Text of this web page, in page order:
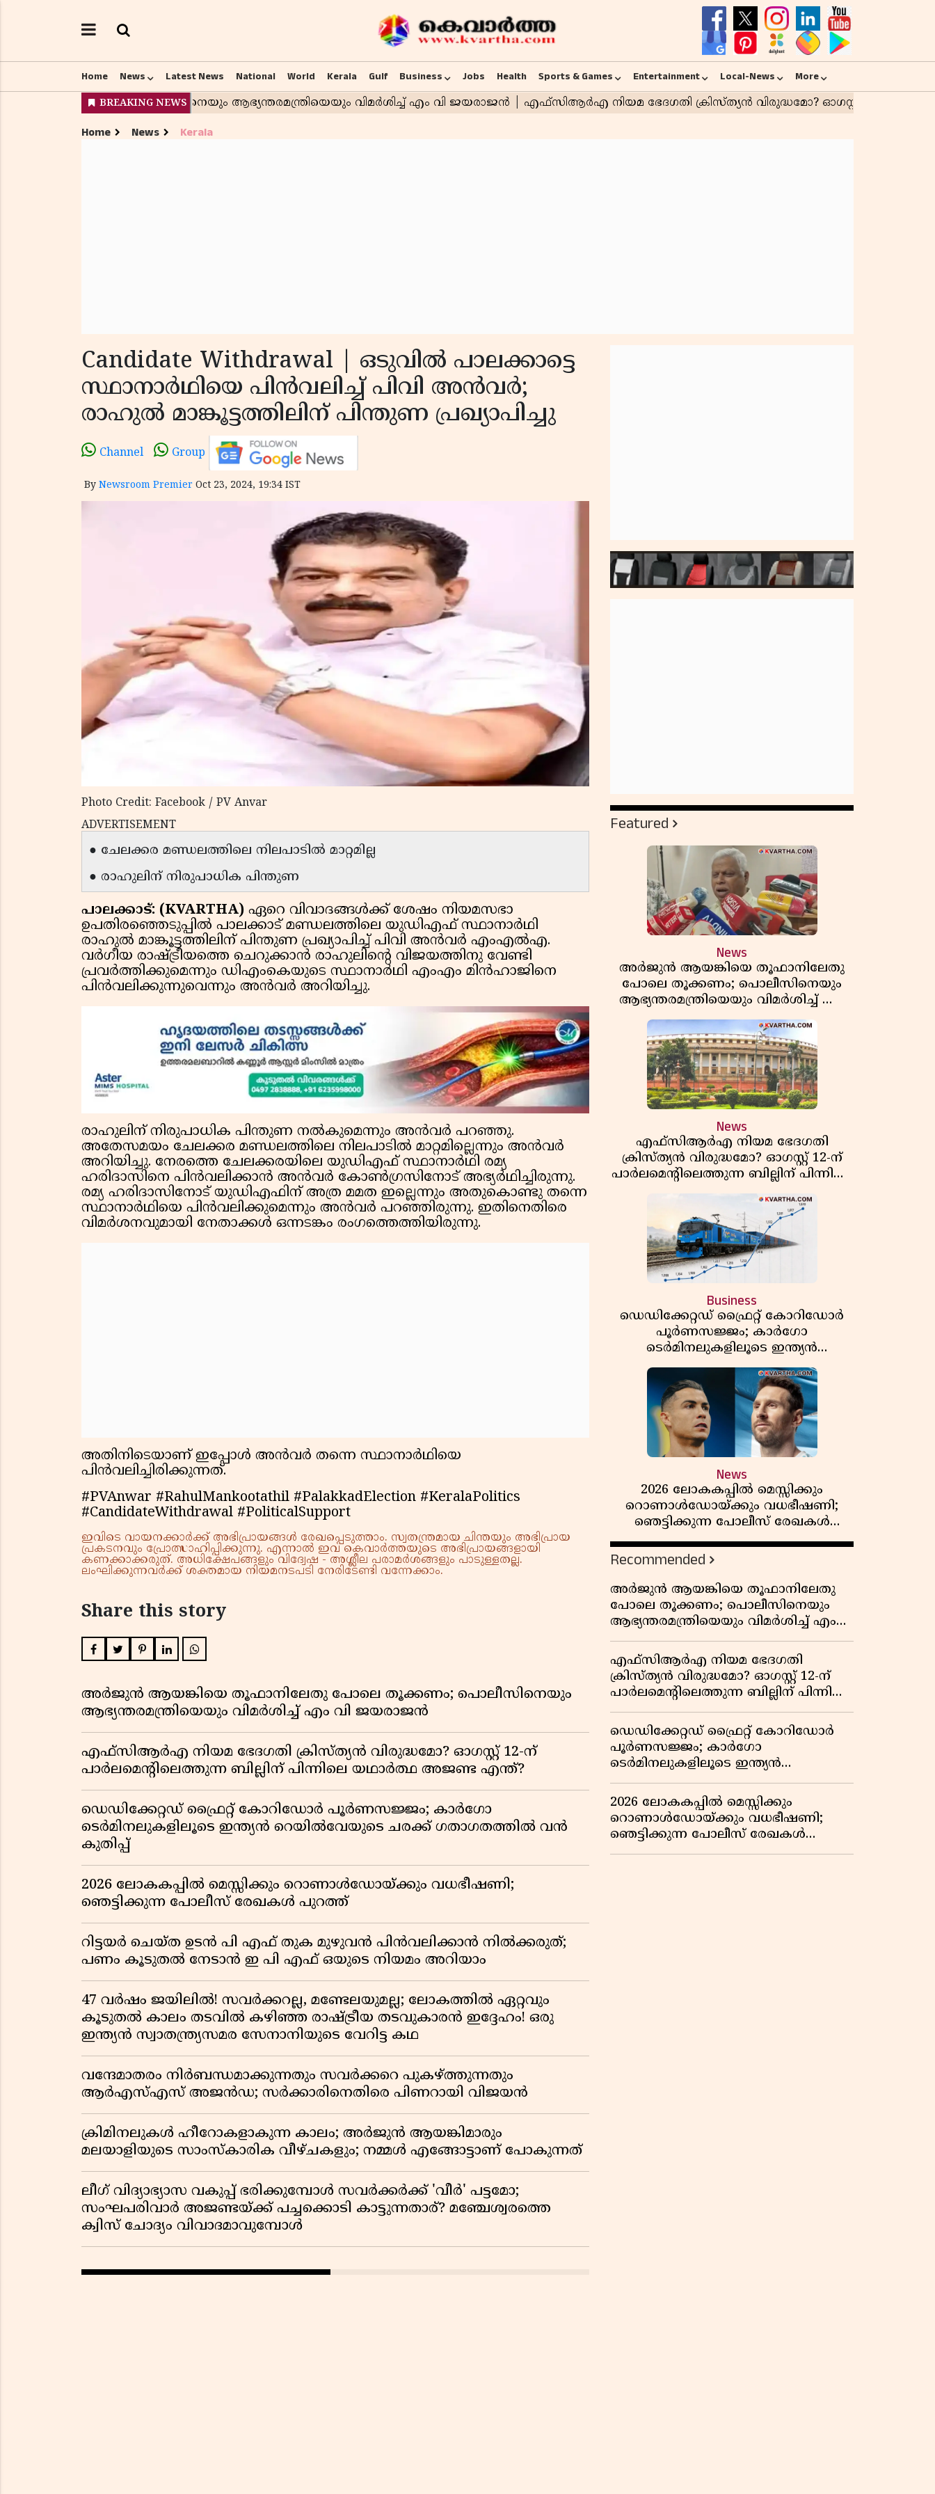
Home News Latest News National World Kerala Gulf Business Jobs Health Sports & Games Entertainment Local-News More
Home News Kerala
Candidate Withdrawal | ഒടുവില്‍ പാലക്കാട്ടെ
സ്ഥാനാര്‍ഥിയെ പിന്‍വലിച്ച് പിവി അന്‍വര്‍;
രാഹുല്‍ മാങ്കൂട്ടത്തിലിന് പിന്തുണ പ്രഖ്യാപിച്ചു
Channel Group
By Newsroom Premier Oct 23, 2024, 19:34 IST
Photo Credit: Facebook / PV Anvar
ADVERTISEMENT
● ചേലക്കര മണ്ഡലത്തിലെ നിലപാടില്‍ മാറ്റമില്ല
● രാഹുലിന് നിരുപാധിക പിന്തുണ
പാലക്കാട്: (KVARTHA) ഏറെ വിവാദങ്ങള്‍ക്ക് ശേഷം നിയമസഭാ
ഉപതിരഞ്ഞെടുപ്പില്‍ പാലക്കാട് മണ്ഡലത്തിലെ യുഡിഎഫ് സ്ഥാനാര്‍ഥി
രാഹുല്‍ മാങ്കൂട്ടത്തിലിന് പിന്തുണ പ്രഖ്യാപിച്ച് പിവി അന്‍വര്‍ എംഎല്‍എ.
വര്‍ഗീയ രാഷ്ട്രീയത്തെ ചെറുക്കാന്‍ രാഹുലിന്റെ വിജയത്തിനു വേണ്ടി
പ്രവര്‍ത്തിക്കുമെന്നും ഡിഎംകെയുടെ സ്ഥാനാര്‍ഥി എംഎം മിന്‍ഹാജിനെ
പിന്‍വലിക്കുന്നുവെന്നും അന്‍വര്‍ അറിയിച്ചു.
രാഹുലിന് നിരുപാധിക പിന്തുണ നല്‍കുമെന്നും അന്‍വര്‍ പറഞ്ഞു.
അതേസമയം ചേലക്കര മണ്ഡലത്തിലെ നിലപാടില്‍ മാറ്റമില്ലെന്നും അന്‍വര്‍
അറിയിച്ചു. നേരത്തെ ചേലക്കരയിലെ യുഡിഎഫ് സ്ഥാനാര്‍ഥി രമ്യ
ഹരിദാസിനെ പിന്‍വലിക്കാന്‍ അന്‍വര്‍ കോണ്‍ഗ്രസിനോട് അഭ്യര്‍ഥിച്ചിരുന്നു.
രമ്യ ഹരിദാസിനോട് യുഡിഎഫിന് അത്ര മമത ഇല്ലെന്നും അതുകൊണ്ടു തന്നെ
സ്ഥാനാര്‍ഥിയെ പിന്‍വലിക്കുമെന്നും അന്‍വര്‍ പറഞ്ഞിരുന്നു. ഇതിനെതിരെ
വിമര്‍ശനവുമായി നേതാക്കള്‍ ഒന്നടങ്കം രംഗത്തെത്തിയിരുന്നു.
അതിനിടെയാണ് ഇപ്പോള്‍ അന്‍വര്‍ തന്നെ സ്ഥാനാര്‍ഥിയെ
പിന്‍വലിച്ചിരിക്കുന്നത്.
#PVAnwar #RahulMankootathil #PalakkadElection #KeralaPolitics
#CandidateWithdrawal #PoliticalSupport
ഇവിടെ വായനക്കാർക്ക് അഭിപ്രായങ്ങൾ രേഖപ്പെടുത്താം. സ്വതന്ത്രമായ ചിന്തയും അഭിപ്രായ
പ്രകടനവും പ്രോത്സാഹിപ്പിക്കുന്നു. എന്നാൽ ഇവ കെവാർത്തയുടെ അഭിപ്രായങ്ങളായി
കണക്കാക്കരുത്. അധിക്ഷേപങ്ങളും വിദ്വേഷ - അശ്ലീല പരാമർശങ്ങളും പാടുള്ളതല്ല.
ലംഘിക്കുന്നവർക്ക് ശക്തമായ നിയമനടപടി നേരിടേണ്ടി വന്നേക്കാം.
Share this story
അർജുൻ ആയങ്കിയെ തൂഫാനിലേതു പോലെ തൂക്കണം; പൊലീസിനെയും
ആഭ്യന്തരമന്ത്രിയെയും വിമർശിച്ച് എം വി ജയരാജൻ
എഫ്സിആർഎ നിയമ ഭേദഗതി ക്രിസ്ത്യൻ വിരുദ്ധമോ? ഓഗസ്റ്റ് 12-ന്
പാർലമെന്റിലെത്തുന്ന ബില്ലിന് പിന്നിലെ യഥാർത്ഥ അജണ്ട എന്ത്?
ഡെഡിക്കേറ്റഡ് ഫ്രൈറ്റ് കോറിഡോർ പൂർണസജ്ജം; കാർഗോ
ടെർമിനലുകളിലൂടെ ഇന്ത്യൻ റെയിൽവേയുടെ ചരക്ക് ഗതാഗതത്തിൽ വൻ
കുതിപ്പ്
2026 ലോകകപ്പിൽ മെസ്സിക്കും റൊണാൾഡോയ്ക്കും വധഭീഷണി;
ഞെട്ടിക്കുന്ന പോലീസ് രേഖകൾ പുറത്ത്
റിട്ടയർ ചെയ്ത ഉടൻ പി എഫ് തുക മുഴുവൻ പിൻവലിക്കാൻ നിൽക്കരുത്;
പണം കൂടുതൽ നേടാൻ ഇ പി എഫ് ഒയുടെ നിയമം അറിയാം
47 വർഷം ജയിലിൽ! സവർക്കറല്ല, മണ്ടേലയുമല്ല; ലോകത്തിൽ ഏറ്റവും
കൂടുതൽ കാലം തടവിൽ കഴിഞ്ഞ രാഷ്ട്രീയ തടവുകാരൻ ഇദ്ദേഹം! ഒരു
ഇന്ത്യൻ സ്വാതന്ത്ര്യസമര സേനാനിയുടെ വേറിട്ട കഥ
വന്ദേമാതരം നിർബന്ധമാക്കുന്നതും സവർക്കറെ പുകഴ്ത്തുന്നതും
ആർഎസ്എസ് അജൻഡ; സർക്കാരിനെതിരെ പിണറായി വിജയൻ
ക്രിമിനലുകൾ ഹീറോകളാകുന്ന കാലം; അർജുൻ ആയങ്കിമാരും
മലയാളിയുടെ സാംസ്കാരിക വീഴ്ചകളും; നമ്മൾ എങ്ങോട്ടാണ് പോകുന്നത്
ലീഗ് വിദ്യാഭ്യാസ വകുപ്പ് ഭരിക്കുമ്പോൾ സവർക്കർക്ക് 'വീർ' പട്ടമോ;
സംഘപരിവാർ അജണ്ടയ്ക്ക് പച്ചക്കൊടി കാട്ടുന്നതാര്? മഞ്ചേശ്വരത്തെ
ക്വിസ് ചോദ്യം വിവാദമാവുമ്പോൾ
Featured
News
അർജുൻ ആയങ്കിയെ തൂഫാനിലേതു
പോലെ തൂക്കണം; പൊലീസിനെയും
ആഭ്യന്തരമന്ത്രിയെയും വിമർശിച്ച് എം
വി ജയരാജൻ
News
എഫ്സിആർഎ നിയമ ഭേദഗതി
ക്രിസ്ത്യൻ വിരുദ്ധമോ? ഓഗസ്റ്റ് 12-ന്
പാർലമെന്റിലെത്തുന്ന ബില്ലിന് പിന്നിലെ
യഥാർത്ഥ അജണ്ട എന്ത്?
Business
ഡെഡിക്കേറ്റഡ് ഫ്രൈറ്റ് കോറിഡോർ
പൂർണസജ്ജം; കാർഗോ
ടെർമിനലുകളിലൂടെ ഇന്ത്യൻ
റെയിൽവേയുടെ ചരക്ക് ഗതാഗതത്തിൽ
വൻ കുതിപ്പ്
News
2026 ലോകകപ്പിൽ മെസ്സിക്കും
റൊണാൾഡോയ്ക്കും വധഭീഷണി;
ഞെട്ടിക്കുന്ന പോലീസ് രേഖകൾ
പുറത്ത്
Recommended
അർജുൻ ആയങ്കിയെ തൂഫാനിലേതു
പോലെ തൂക്കണം; പൊലീസിനെയും
ആഭ്യന്തരമന്ത്രിയെയും വിമർശിച്ച് എം
വി ജയരാജൻ
എഫ്സിആർഎ നിയമ ഭേദഗതി
ക്രിസ്ത്യൻ വിരുദ്ധമോ? ഓഗസ്റ്റ് 12-ന്
പാർലമെന്റിലെത്തുന്ന ബില്ലിന് പിന്നിലെ
യഥാർത്ഥ അജണ്ട എന്ത്?
ഡെഡിക്കേറ്റഡ് ഫ്രൈറ്റ് കോറിഡോർ
പൂർണസജ്ജം; കാർഗോ
ടെർമിനലുകളിലൂടെ ഇന്ത്യൻ
റെയിൽവേയുടെ ചരക്ക് ഗതാഗതത്തിൽ
വൻ കുതിപ്പ്
2026 ലോകകപ്പിൽ മെസ്സിക്കും
റൊണാൾഡോയ്ക്കും വധഭീഷണി;
ഞെട്ടിക്കുന്ന പോലീസ് രേഖകൾ
പുറത്ത്